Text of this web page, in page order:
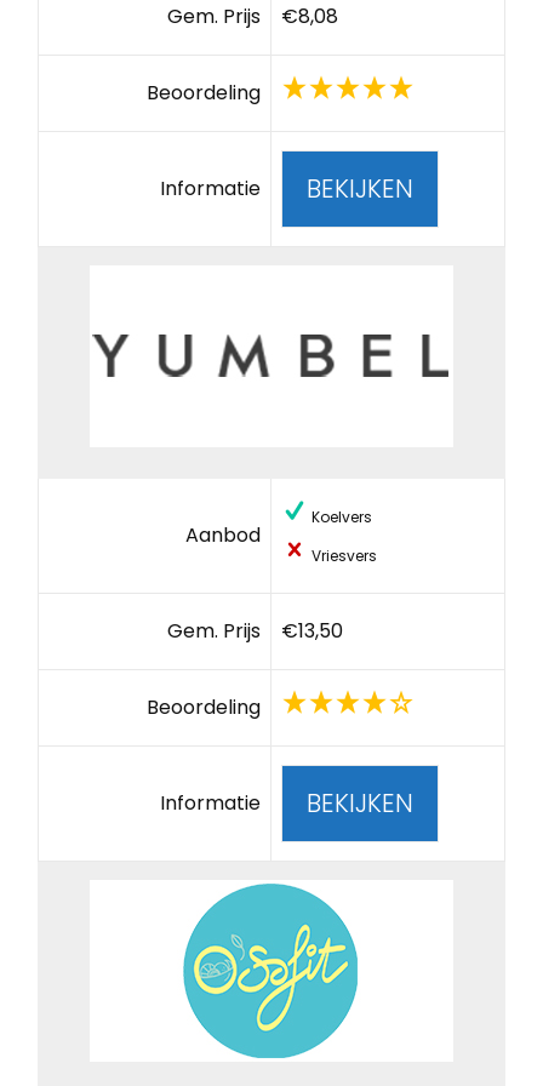
Gem. Prijs €8,08
Beoordeling
Informatie BEKIJKEN
Aanbod
Koelvers
Vriesvers
Gem. Prijs €13,50
Beoordeling
Informatie BEKIJKEN